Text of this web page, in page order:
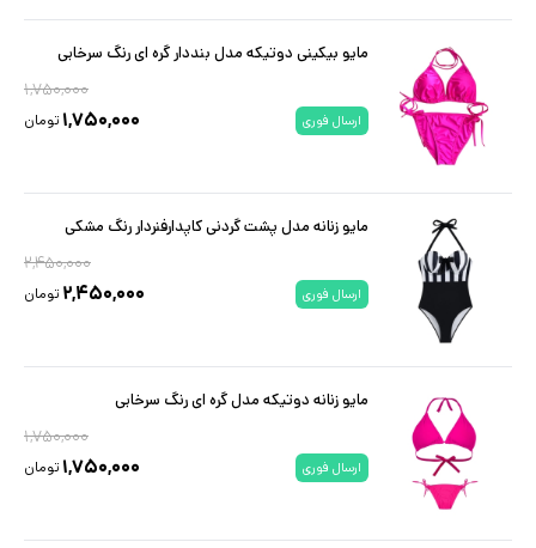
مایو بیکینی دوتیکه مدل بنددار گره ای رنگ سرخابی
۱,۷۵۰,۰۰۰
ارسال فوری ۱,۷۵۰,۰۰۰ تومان
مایو زنانه مدل پشت گردنی کاپدارفنردار رنگ مشکی
۲,۴۵۰,۰۰۰
ارسال فوری ۲,۴۵۰,۰۰۰ تومان
مایو زنانه دوتیکه مدل گره ای رنگ سرخابی
۱,۷۵۰,۰۰۰
ارسال فوری ۱,۷۵۰,۰۰۰ تومان